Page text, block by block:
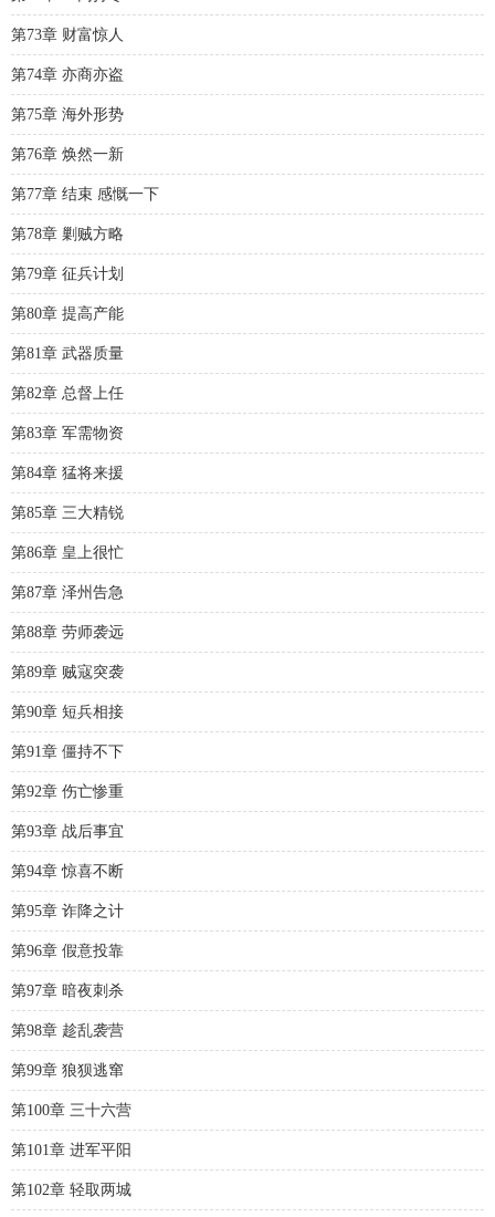
第73章 财富惊人
第74章 亦商亦盗
第75章 海外形势
第76章 焕然一新
第77章 结束 感慨一下
第78章 剿贼方略
第79章 征兵计划
第80章 提高产能
第81章 武器质量
第82章 总督上任
第83章 军需物资
第84章 猛将来援
第85章 三大精锐
第86章 皇上很忙
第87章 泽州告急
第88章 劳师袭远
第89章 贼寇突袭
第90章 短兵相接
第91章 僵持不下
第92章 伤亡惨重
第93章 战后事宜
第94章 惊喜不断
第95章 诈降之计
第96章 假意投靠
第97章 暗夜刺杀
第98章 趁乱袭营
第99章 狼狈逃窜
第100章 三十六营
第101章 进军平阳
第102章 轻取两城